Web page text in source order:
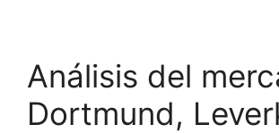
Análisis del
Dortmund,